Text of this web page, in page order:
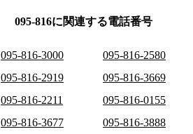
095-816に関連する電話番号
095-816-3000 095-816-2580
095-816-2919
095-816-3669
095-816-2211
095-816-0155
095-816-3677
095-816-3888